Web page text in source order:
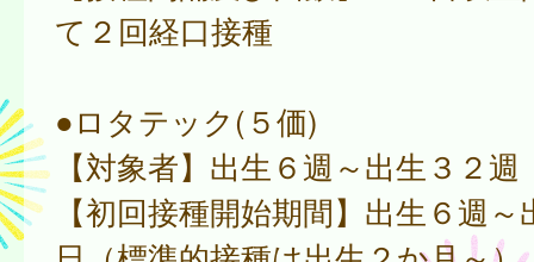
て２回経口接種
●ロタテック(５価)
【対象者】出生６週～出生３２週
【初回接種開始期間】出生６週